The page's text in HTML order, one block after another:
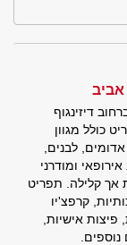
דיזינגוף
כולל מגוון
לבנים,
ומודרני
קלילה. תפריט
קרפצ'יו
פיצות אישיות,
נוספים.